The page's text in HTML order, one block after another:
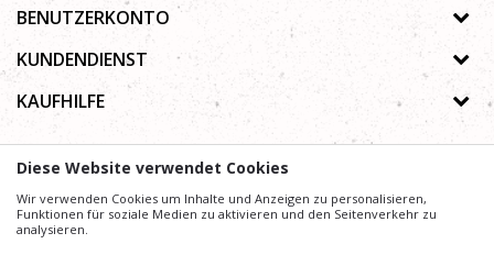
Über uns
Geschäfte
Zusammenarbeit
BENUTZERKONTO
Registrierungsanweisungen
Passwort vergessen
KUNDENDIENST
Datenschutz-Bestimmungen
Nutzungsbedingungen
KAUFHILFE
Häufig gestellte Fragen
Wir geben unsMühe,die Beschreibung von Produkten, Anzeige von Bildern und
Preise präzise und Profesionell wie möglich zu gestalten. Wir können jedoch nicht
garantieren, dass alle Informationen vollständig und fehlerfrei sind.
Diese Website verwendet Cookies
Wir verwenden Cookies um Inhalte und Anzeigen zu personalisieren,
Funktionen für soziale Medien zu aktivieren und den Seitenverkehr zu
analysieren.